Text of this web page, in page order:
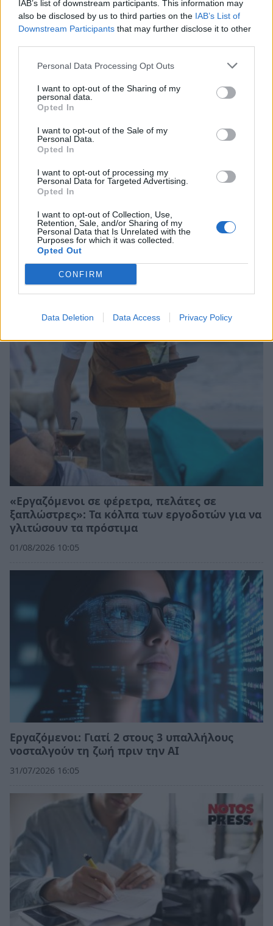
IAB’s list of downstream participants. This information may
also be disclosed by us to third parties on the IAB’s List of
Downstream Participants that may further disclose it to other
Personal Data Processing Opt Outs
I want to opt-out of the Sharing of my
personal data.
Opted In
I want to opt-out of the Sale of my
Personal Data.
Opted In
I want to opt-out of processing my
Personal Data for Targeted Advertising.
Opted In
I want to opt-out of Collection, Use,
Retention, Sale, and/or Sharing of my
Personal Data that Is Unrelated with the
Purposes for which it was collected.
Opted Out
CONFIRM
Data Deletion Data Access Privacy Policy
εταιρεία «Γεωργικές Λύσεις» αναζητά
γεωπόνο
03/08/2026 10:27
Η MOLON LAVE αναζητά υπεύθυνο βάρδιας
«Εργαζόμενοι σε φέρετρα, πελάτες σε
ξαπλώστρες»: Τα κόλπα των εργοδοτών για να
γλιτώσουν τα πρόστιμα
01/08/2026 10:05
Εργαζόμενοι: Γιατί 2 στους 3 υπαλλήλους
νοσταλγούν τη ζωή πριν την ΑΙ
31/07/2026 16:05